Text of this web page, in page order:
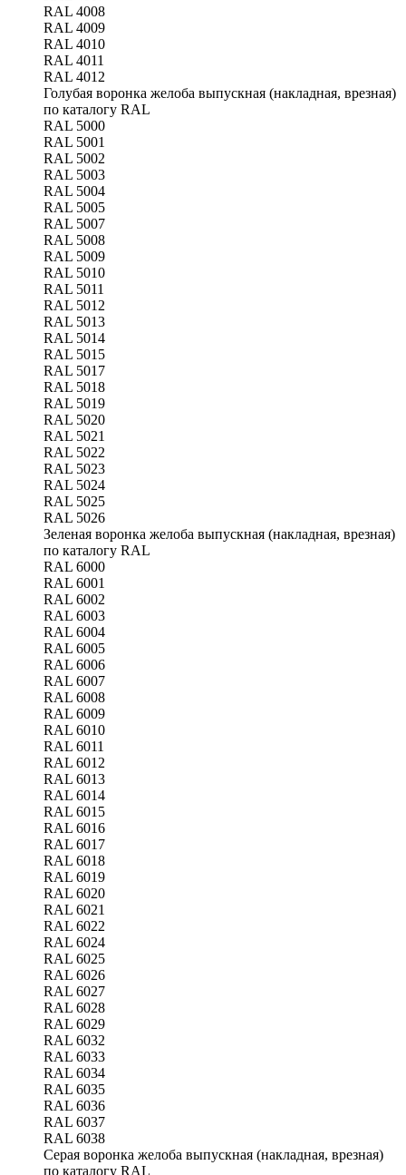
RAL 4008
RAL 4009
RAL 4010
RAL 4011
RAL 4012
Голубая воронка желоба выпускная (накладная, врезная)
по каталогу RAL
RAL 5000
RAL 5001
RAL 5002
RAL 5003
RAL 5004
RAL 5005
RAL 5007
RAL 5008
RAL 5009
RAL 5010
RAL 5011
RAL 5012
RAL 5013
RAL 5014
RAL 5015
RAL 5017
RAL 5018
RAL 5019
RAL 5020
RAL 5021
RAL 5022
RAL 5023
RAL 5024
RAL 5025
RAL 5026
Зеленая воронка желоба выпускная (накладная, врезная)
по каталогу RAL
RAL 6000
RAL 6001
RAL 6002
RAL 6003
RAL 6004
RAL 6005
RAL 6006
RAL 6007
RAL 6008
RAL 6009
RAL 6010
RAL 6011
RAL 6012
RAL 6013
RAL 6014
RAL 6015
RAL 6016
RAL 6017
RAL 6018
RAL 6019
RAL 6020
RAL 6021
RAL 6022
RAL 6024
RAL 6025
RAL 6026
RAL 6027
RAL 6028
RAL 6029
RAL 6032
RAL 6033
RAL 6034
RAL 6035
RAL 6036
RAL 6037
RAL 6038
Серая воронка желоба выпускная (накладная, врезная)
по каталогу RAL